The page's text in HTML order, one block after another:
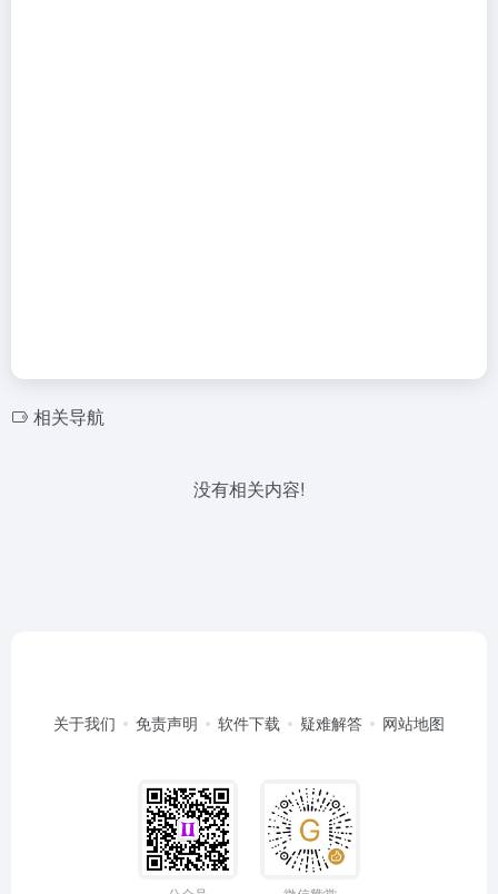
相关导航
没有相关内容!
关于我们 免责声明 软件下载 疑难解答 网站地图